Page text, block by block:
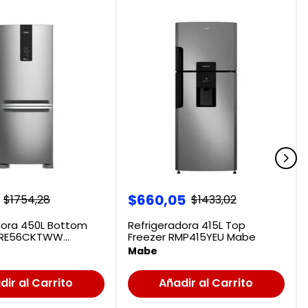
$1754,28
450L Bottom
al Carrito
$660,05 $1433,02
Refrigeradora 415L Top
Freezer RMP415YEU Mabe
Mabe
Añadir al Carrito